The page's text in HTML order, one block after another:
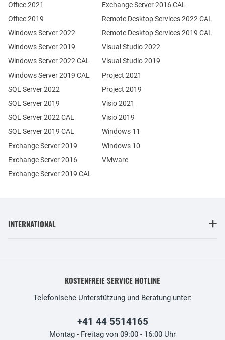
Office 2021
Office 2019
Windows Server 2022
Windows Server 2019
Exchange Server 2019
Exchange Server 2016
SQL Server 2022
SQL Server 2019
Windows Server 2022 CAL
Windows Server 2019 CAL
SQL Server 2022 CAL
SQL Server 2019 CAL
Remote Desktop Services 2022 CAL
Remote Desktop Services 2019 CAL
Exchange Server 2019 CAL
Exchange Server 2016 CAL
Visual Studio 2022
Visual Studio 2019
Project 2021
Project 2019
Visio 2021
Visio 2019
Windows 11
Windows 10
VMware
INTERNATIONAL
KOSTENFREIE SERVICE HOTLINE
Telefonische Unterstützung und Beratung unter:
+41 44 5514165
Montag - Freitag von 09:00 - 16:00 Uhr